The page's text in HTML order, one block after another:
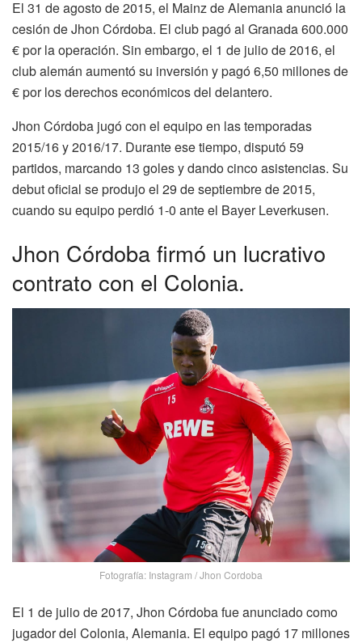
El 31 de agosto de 2015, el Mainz de Alemania anunció la
cesión de Jhon Córdoba. El club pagó al Granada 600.000
€ por la operación. Sin embargo, el 1 de julio de 2016, el
club alemán aumentó su inversión y pagó 6,50 millones de
€ por los derechos económicos del delantero.
Jhon Córdoba jugó con el equipo en las temporadas
2015/16 y 2016/17. Durante ese tiempo, disputó 59
partidos, marcando 13 goles y dando cinco asistencias. Su
debut oficial se produjo el 29 de septiembre de 2015,
cuando su equipo perdió 1-0 ante el Bayer Leverkusen.
Jhon Córdoba firmó un lucrativo
contrato con el Colonia.
Fotografía: Instagram / Jhon Cordoba
El 1 de julio de 2017, Jhon Córdoba fue anunciado como
jugador del Colonia, Alemania. El equipo pagó 17 millones